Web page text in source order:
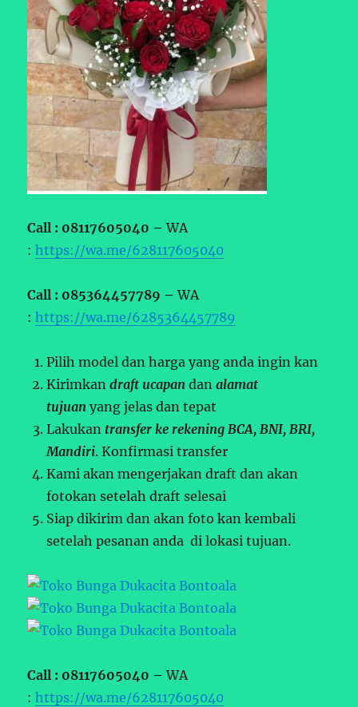
Call : 08117605040 –WA
:https://wa.me/628117605040
Call : 085364457789 –WA
:https://wa.me/6285364457789
Pilih model dan harga yang anda ingin kan
Kirimkandraft ucapan danalamat
tujuan yang jelas dan tepat
Lakukan transfer ke rekening BCA, BNI, BRI,
Mandiri. Konfirmasi transfer
Kami akan mengerjakan draft dan akan
fotokan setelah draft selesai
Siap dikirim dan akan foto kan kembali
setelah pesanan anda di lokasi tujuan.
Call : 08117605040 –WA
:https://wa.me/628117605040